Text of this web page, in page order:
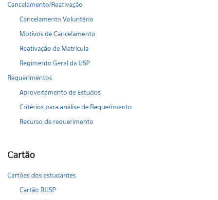
Cancelamento/Reativação
Cancelamento Voluntário
Motivos de Cancelamento
Reativação de Matrícula
Regimento Geral da USP
Requerimentos
Aproveitamento de Estudos
Critérios para análise de Requerimento
Recurso de requerimento
Cartão
Cartões dos estudantes
Cartão BUSP